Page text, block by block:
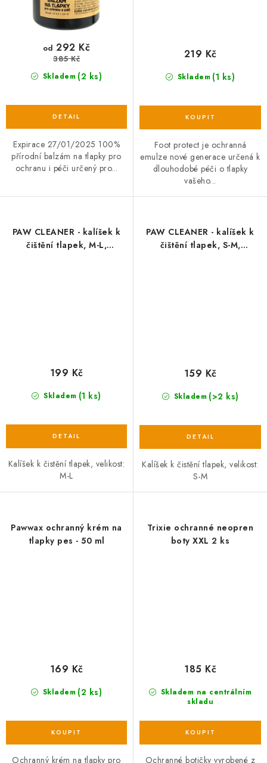
Skladem (2 ks)
od 292 Kč
385 Kč
Expirace 27/01/2025 100%
přírodní balzám na tlapky pro
ochranu i péči určený pro...
Skladem (1 ks)
219 Kč
Foot protect je ochranná
emulze nové generace určená k
dlouhodobé péči o tlapky
vašeho...
PAW CLEANER - kalíšek k
čištění tlapek, M-L,
Skladem (1 ks)
199 Kč
Kalíšek k čistění tlapek, velikost:
M-L
PAW CLEANER - kalíšek k
čištění tlapek, S-M,
Skladem (>2 ks)
159 Kč
Kalíšek k čistění tlapek, velikost:
S-M
Pawwax ochranný krém na
tlapky pes - 50 ml
Skladem (2 ks)
169 Kč
Ochranný krém na tlapky pro
Trixie ochranné neopren
boty XXL 2 ks
Skladem na centrálním
skladu
185 Kč
Ochranné botičky vyrobené z